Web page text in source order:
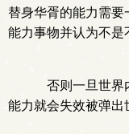
替身华胥的能力需要
能力事物并认为不是
否则一旦世界
能力就会失效被弹出